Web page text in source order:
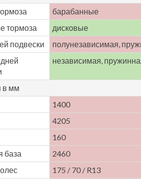
барабанные
тормоза
дисковые
подвески
полунезависимая,
независимая,
в мм
1400
4205
160
база
2460
175 / 70 / R13